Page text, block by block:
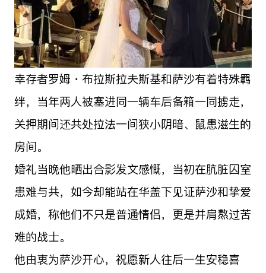
幸存者罗姆・布拉斯拉夫斯基和萨沙有着特殊羁
绊，当年两人被塞进同一辆车后备箱一同掳走，
关押期间还共处拉法一间狭小阴暗、鼠患滋生的
房间。
婚礼当晚他晒出合影发文感慨，当初在肮脏囚室
患难与共，如今却能站在华盖下见证萨沙和挚爱
成婚，称他们不只是普通情侣，更是并肩熬过苦
难的战士。
他由衷为萨沙开心，祝愿新人往后一生安稳喜